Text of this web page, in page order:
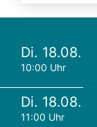
Di. 18.08.
10:00 Uhr
Di. 18.08.
11:00 Uhr